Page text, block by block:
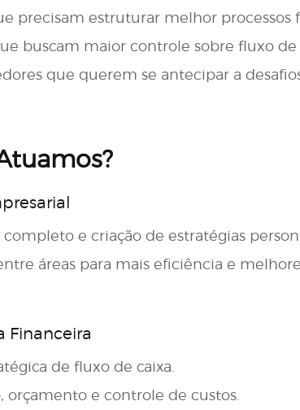
precisam estruturar melhor processos
buscam maior controle sobre fluxo de
que querem se antecipar a
e criação de estratégias
áreas para mais eficiência e
Financeira
de fluxo de caixa.
orçamento e controle de custos.